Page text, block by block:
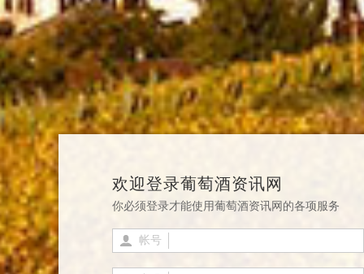
欢迎登录葡萄酒资讯网
你必须登录才能使用葡萄酒资讯网的各项服务
帐号